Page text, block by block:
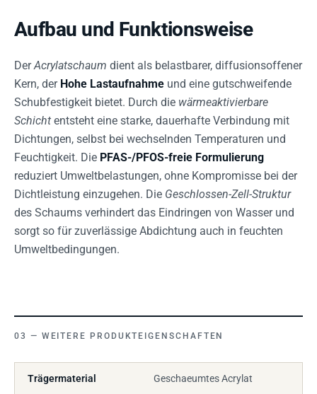
Aufbau und Funktionsweise
DerAcrylatschaum dient als belastbarer, diffusionsoffener
Kern, der Hohe Lastaufnahme und eine gutschweifende
Schubfestigkeit bietet. Durch die wärmeaktivierbare
Schicht entsteht eine starke, dauerhafte Verbindung mit
Dichtungen, selbst bei wechselnden Temperaturen und
Feuchtigkeit. Die PFAS-/PFOS-freie Formulierung
reduziert Umweltbelastungen, ohne Kompromisse bei der
Dichtleistung einzugehen. Die Geschlossen-Zell-Struktur
des Schaums verhindert das Eindringen von Wasser und
sorgt so für zuverlässige Abdichtung auch in feuchten
Umweltbedingungen.
WEITERE PRODUKTEIGENSCHAFTEN
Trägermaterial Geschaeumtes Acrylat